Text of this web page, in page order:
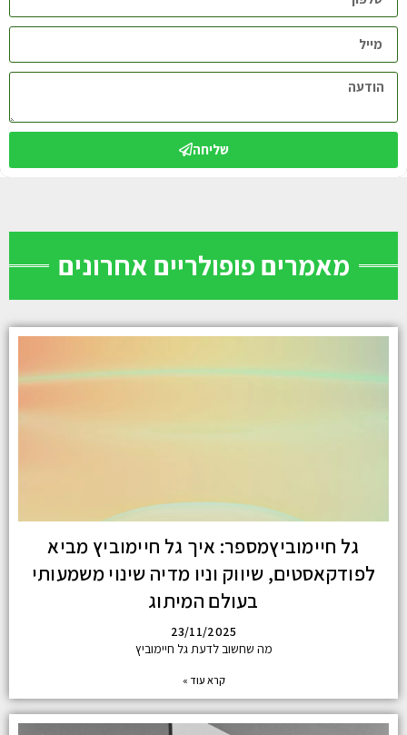
שליחה
מאמרים פופולריים אחרונים
גל חיימוביץמספר: איך גל חיימוביץ מביא
לפודקאסטים, שיווק וניו מדיה שינוי משמעותי
בעולם המיתוג
23/11/2025
מה שחשוב לדעת גל חיימוביץ
קרא עוד »